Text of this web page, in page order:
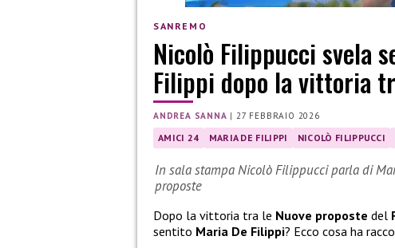
SANREMO
Nicolò Filippucci svela
Filippi dopo la vittoria
ANDREA SANNA |27 FEBBRAIO 2026
AMICI 24 MARIA DE FILIPPI NICOLÒ FILIPPUCCI
In sala stampa Nicolò Filippucci parla di
proposte
Dopo la vittoria tra le Nuove proposte del
sentito Maria De Filippi? Ecco cosa ha